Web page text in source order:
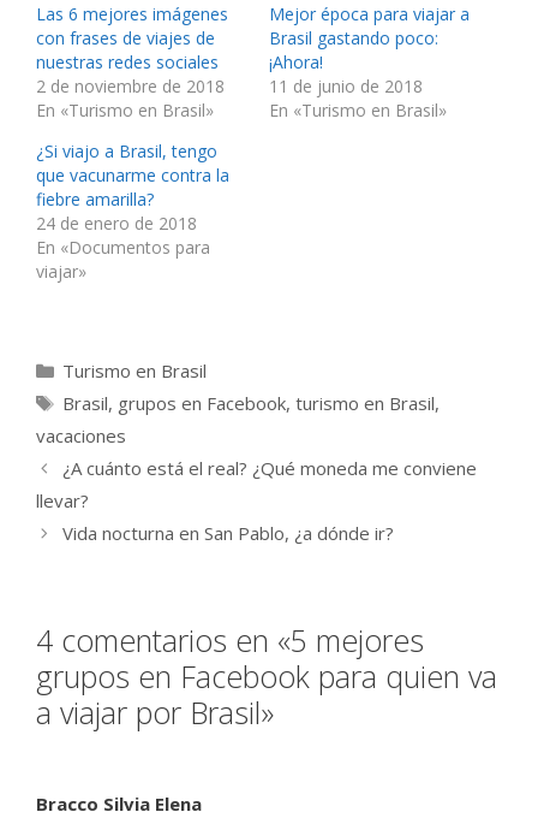
Las 6 mejores imágenes
con frases de viajes de
nuestras redes sociales
2 de noviembre de 2018
En «Turismo en Brasil»
Mejor época para viajar a
Brasil gastando poco:
¡Ahora!
11 de junio de 2018
En «Turismo en Brasil»
¿Si viajo a Brasil, tengo
que vacunarme contra la
fiebre amarilla?
24 de enero de 2018
En «Documentos para
viajar»
Categorías
Turismo en Brasil
Etiquetas
Brasil, grupos en Facebook, turismo en Brasil,
vacaciones
¿A cuánto está el real? ¿Qué moneda me conviene
llevar?
Vida nocturna en San Pablo, ¿a dónde ir?
4 comentarios en «5 mejores
grupos en Facebook para quien va
a viajar por Brasil»
Bracco Silvia Elena